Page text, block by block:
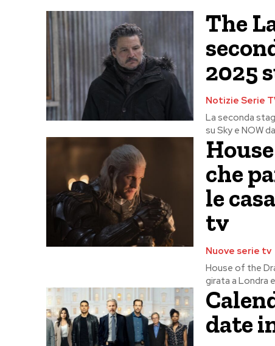
The
2025
Notizie Serie
La seconda
su Sky e NOW
che
le
tv
Nuove serie tv
House of the
girata a Londra
date